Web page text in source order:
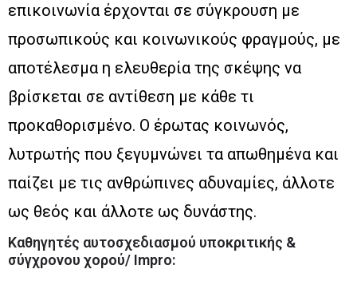
επικοινωνία έρχονται σε σύγκρουση με
προσωπικούς και κοινωνικούς φραγμούς, με
αποτέλεσμα η ελευθερία της σκέψης να
βρίσκεται σε αντίθεση με κάθε τι
προκαθορισμένο. Ο έρωτας κοινωνός,
λυτρωτής που ξεγυμνώνει τα απωθημένα και
παίζει με τις ανθρώπινες αδυναμίες, άλλοτε
ως θεός και άλλοτε ως δυνάστης.
Καθηγητές αυτοσχεδιασμού υποκριτικής &
σύγχρονου χορού/ Impro: